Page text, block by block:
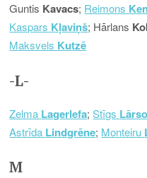
Guntis Kavacs; Reimons
Kaspars Kļaviņš; Hārlans
Maksvels Kutzē
-L-
Zelma Lagerlefa;Stīgs
Astrīda Lindgrēne; Monteiru
M